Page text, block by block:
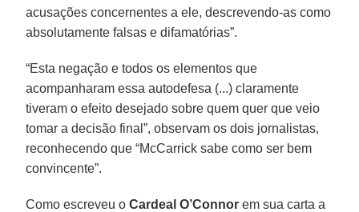
acusações concernentes a ele, descrevendo-as como
absolutamente falsas e difamatórias”.
“Esta negação e todos os elementos que
acompanharam essa autodefesa (...) claramente
tiveram o efeito desejado sobre quem quer que veio
tomar a decisão final”, observam os dois jornalistas,
reconhecendo que “McCarrick sabe como ser bem
convincente”.
Como escreveu oCardeal O’Connor em sua carta a